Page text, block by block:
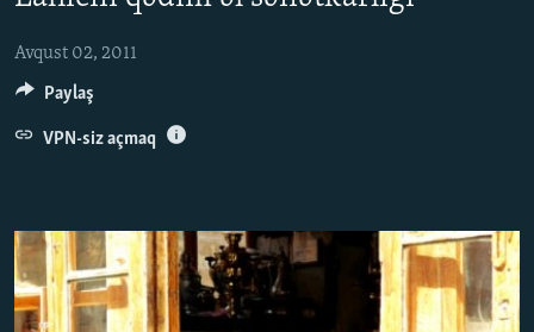
naviqasiyaya
qayıt
keç
KORRUPSIOMETR
#ƏSLINDƏ
FƏRQƏ BAX
QANUNI DOĞRU
MULTIMEDIA
VIDEO
FOTOQALEREYA
RADIO ARXIV
OXU ZALI
HAQQIMIZDA
Avqust 02, 2011
Paylaş
VPN-siz açmaq